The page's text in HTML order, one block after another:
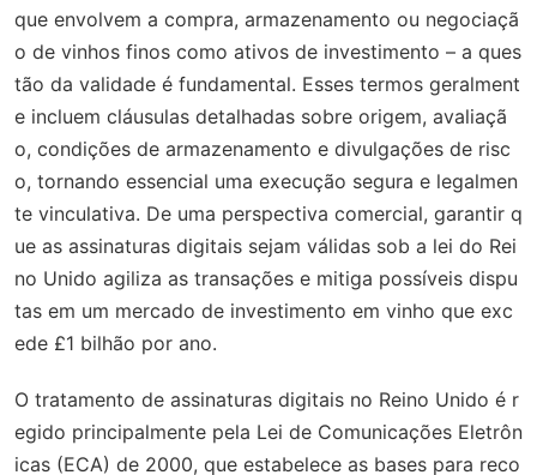
que envolvem a compra, armazenamento ou negociaçã
o de vinhos finos como ativos de investimento – a ques
tão da validade é fundamental. Esses termos geralment
e incluem cláusulas detalhadas sobre origem, avaliaçã
o, condições de armazenamento e divulgações de risc
o, tornando essencial uma execução segura e legalmen
te vinculativa. De uma perspectiva comercial, garantir q
ue as assinaturas digitais sejam válidas sob a lei do Rei
no Unido agiliza as transações e mitiga possíveis dispu
tas em um mercado de investimento em vinho que exc
ede £1 bilhão por ano.
O tratamento de assinaturas digitais no Reino Unido é r
egido principalmente pela Lei de Comunicações Eletrôn
icas (ECA) de 2000, que estabelece as bases para reco